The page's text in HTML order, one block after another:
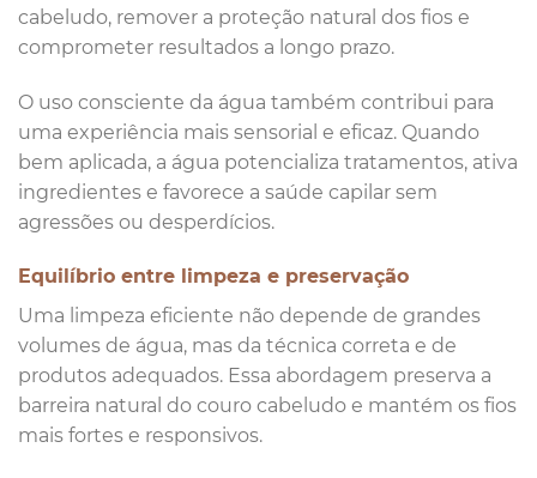
cabeludo, remover a proteção natural dos fios e
comprometer resultados a longo prazo.
O uso consciente da água também contribui para
uma experiência mais sensorial e eficaz. Quando
bem aplicada, a água potencializa tratamentos, ativa
ingredientes e favorece a saúde capilar sem
agressões ou desperdícios.
Equilíbrio entre limpeza e preservação
Uma limpeza eficiente não depende de grandes
volumes de água, mas da técnica correta e de
produtos adequados. Essa abordagem preserva a
barreira natural do couro cabeludo e mantém os fios
mais fortes e responsivos.